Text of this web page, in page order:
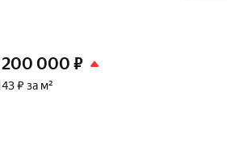
200 000 ₽
₽ за м²